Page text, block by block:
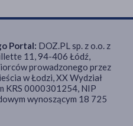
Portal: DOZ.PL sp. z o.o. z
11, 94-406 Łódź,
prowadzonego przez
w Łodzi, XX Wydział
KRS 0000301254, NIP
wynoszącym 18 725